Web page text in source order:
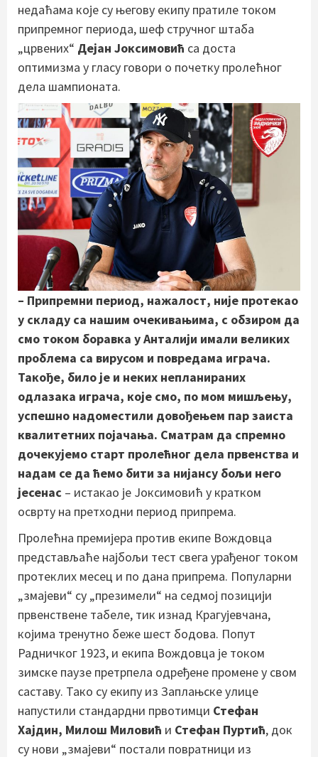
недаћама које су његову екипу пратиле током
припремног периода, шеф стручног штаба
„црвених“ Дејан Јоксимовић са доста
оптимизма у гласу говори о почетку пролећног
дела шампионата.
– Припремни период, нажалост, није протекао
у складу са нашим очекивањима, с обзиром да
смо током боравка у Анталији имали великих
проблема са вирусом и повредама играча.
Такође, било је и неких непланираних
одлазака играча, које смо, по мом мишљењу,
успешно надоместили довођењем пар заиста
квалитетних појачања. Сматрам да спремно
дочекујемо старт пролећног дела првенства и
надам се да ћемо бити за нијансу бољи него
јесенас – истакао је Јоксимовић у кратком
осврту на претходни период припрема.
Пролећна премијера против екипе Вождовца
представљаће најбољи тест свега урађеног током
протеклих месец и по дана припрема. Популарни
„змајеви“ су „презимели“ на седмој позицији
првенствене табеле, тик изнад Крагујевчана,
којима тренутно беже шест бодова. Попут
Радничког 1923, и екипа Вождовца је током
зимске паузе претрпела одређене промене у свом
саставу. Тако су екипу из Заплањске улице
напустили стандардни првотимци Стефан
Хајдин, Милош Миловић и Стефан Пуртић, док
су нови „змајеви“ постали повратници из